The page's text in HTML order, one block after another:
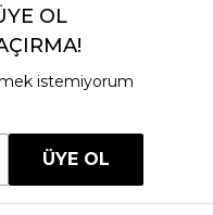
OL
istemiyorum
ÜYE OL